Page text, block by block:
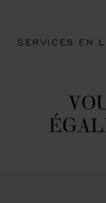
SERVICES EN